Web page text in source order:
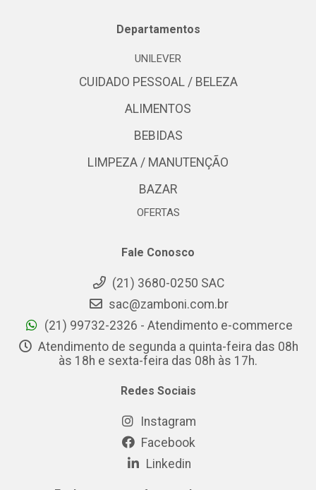
Departamentos
UNILEVER
CUIDADO PESSOAL / BELEZA
ALIMENTOS
BEBIDAS
LIMPEZA / MANUTENÇÃO
BAZAR
OFERTAS
Fale Conosco
(21) 3680-0250 SAC
sac@zamboni.com.br
(21) 99732-2326 - Atendimento e-commerce
Atendimento de segunda a quinta-feira das 08h
às 18h e sexta-feira das 08h às 17h.
Redes Sociais
Instagram
Facebook
Linkedin